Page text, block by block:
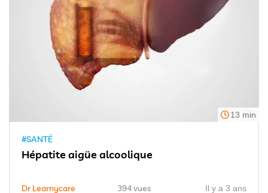
13 min
#SANTÉ
Hépatite aigüe alcoolique
Dr Learnycare 394 vues Il y a 3 ans